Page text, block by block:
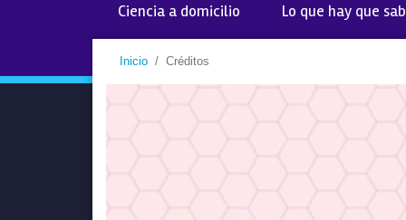
Ciencia a domicilio(current)Lo que hay que
Inicio Créditos